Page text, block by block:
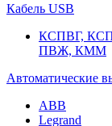
Кабель USB
КСПВГ,
ПВЖ, КММ
Автоматические
ABB
Legrand